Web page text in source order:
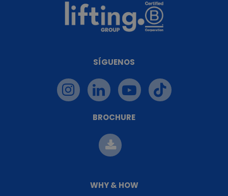
SÍGUENOS
BROCHURE
WHY & HOW